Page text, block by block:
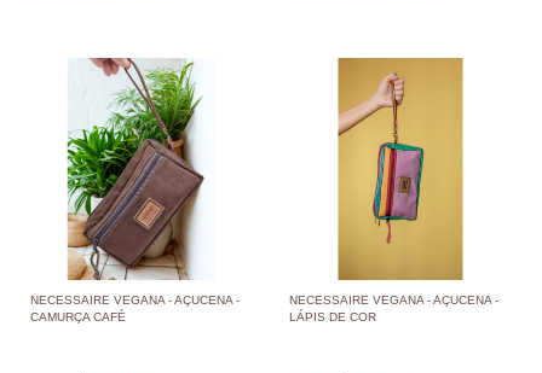
NECESSAIRE VEGANA - AÇUCENA -
CAMURÇA CAFÉ
NECESSAIRE VEGANA - AÇUCENA -
LÁPIS DE COR